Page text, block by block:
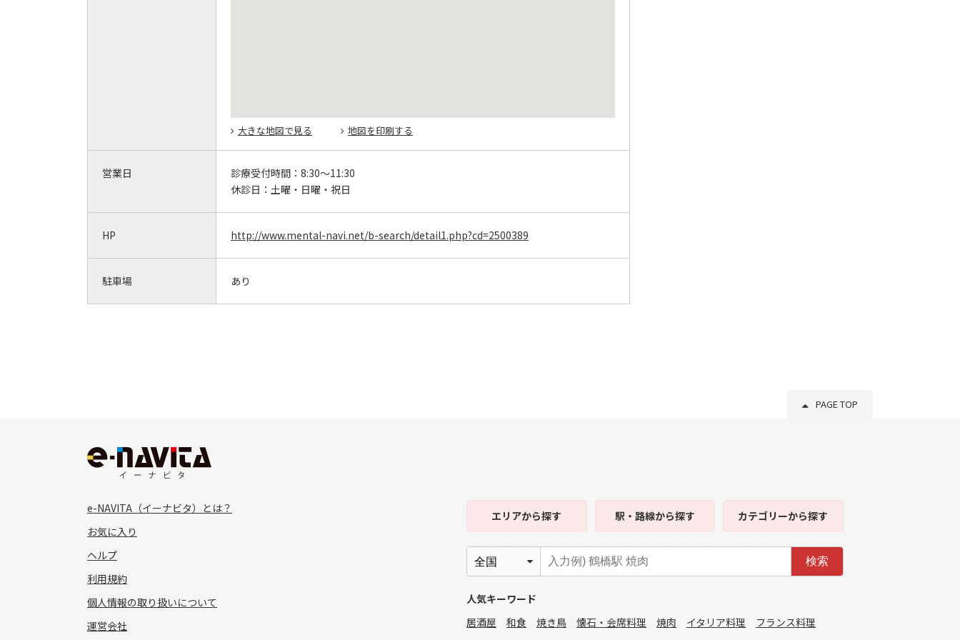
大きな地図で見る 地図を印刷する
営業日 診療受付時間： 8:30～11:30
休診日： 土曜・日曜・祝日
HP http://www.mental-navi.net/b-search/detail1.php?cd=2500389
駐車場 あり
PAGE TOP
e-NAVITA（イーナビタ）とは？
お気に入り
ヘルプ
利用規約
個人情報の取り扱いについて
運営会社
エリアから探す 駅・路線から探す カテゴリーから探す
検索
人気キーワード
居酒屋
和食 焼き鳥 懐石・会席料理 焼肉 イタリア料理
フランス料理